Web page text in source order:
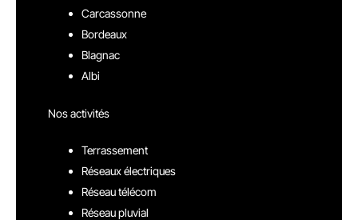
Carcassonne
Bordeaux
Blagnac
Albi
Nos activités
Terrassement
Réseaux électriques
Réseau télécom
Réseau pluvial